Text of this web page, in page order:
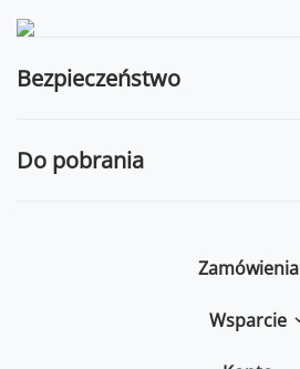
Bezpieczeństwo
Do pobrania
Zamówienia
Wsparcie